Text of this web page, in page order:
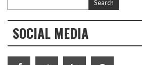
SOCIAL MEDIA